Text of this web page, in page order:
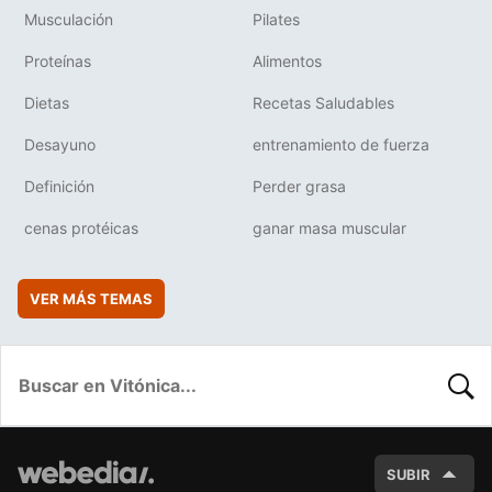
Musculación Pilates
Proteínas Alimentos
Dietas Recetas Saludables
Desayuno entrenamiento de fuerza
Definición Perder grasa
cenas protéicas ganar masa muscular
VER MÁS TEMAS
SUBIR